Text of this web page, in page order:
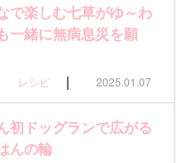
で楽しむ七草がゆ～わ
一緒に無病息災を願
レシピ | 2025.01.07
初ドッグランで広がる
んの輪